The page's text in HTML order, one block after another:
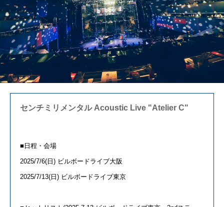
センチミリメンタル Acoustic Live "Atelier C"
■日程・会場
2025/7/6(日 ) ビルボードライブ大阪
2025/7/13(日 ) ビルボードライブ東京